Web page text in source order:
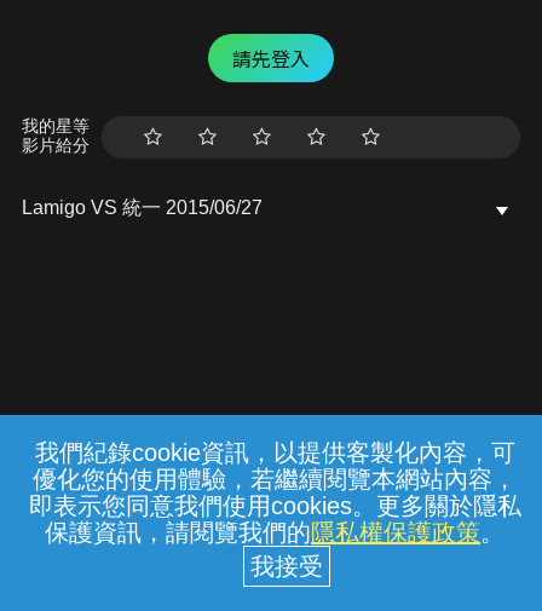
我們紀錄cookie資訊，以提供客製化內容，可
優化您的使用體驗，若繼續閱覽本網站內容，
即表示您同意我們使用cookies。更多關於隱私
保護資訊，請閱覽我們的隱私權保護政策。
請先登入
我的星等
影片給分
Lamigo VS 統一 2015/06/27
常見問題 線上客服 服務條款 隱私權保護
中華電信股份有限公司個人家庭分公司
(統一編號：96979949) © 2026
{{notifyMsg}}